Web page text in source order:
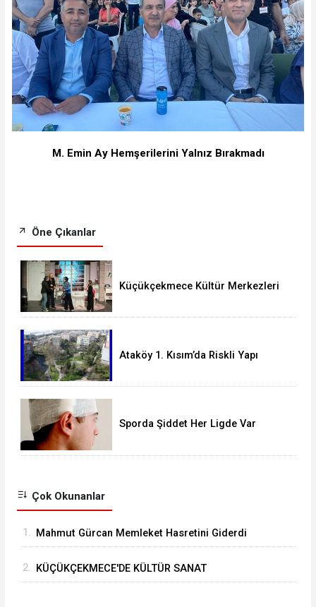
M. Emin Ay Hemşerilerini Yalnız Bırakmadı
Öne Çıkanlar
Küçükçekmece Kültür Merkezleri
Ataköy 1. Kısım’da Riskli Yapı
Sporda Şiddet Her Ligde Var
Çok Okunanlar
1. Mahmut Gürcan Memleket Hasretini Giderdi
2. KÜÇÜKÇEKMECE'DE KÜLTÜR SANAT